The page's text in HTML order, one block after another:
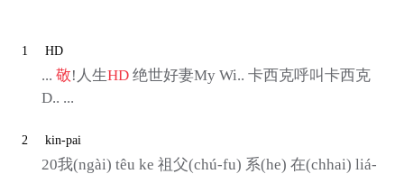
1 HD
... 敬!人生HD绝世好妻My Wi.. 卡西克呼叫卡西克
D.. ...
2 kin-pai
20我(ngài) têu ke 祖父(chú-fu) 系(he) 在(chhai) liá-